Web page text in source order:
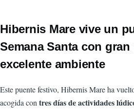
Hibernis Mare vive un
Semana Santa con
excelente ambiente
Este puente festivo, Hibernis Mare ha
acogida con tres días de actividades